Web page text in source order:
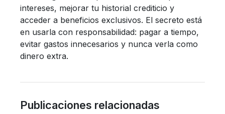
intereses, mejorar tu historial crediticio y
acceder a beneficios exclusivos. El secreto está
en usarla con responsabilidad: pagar a tiempo,
evitar gastos innecesarios y nunca verla como
dinero extra.
Publicaciones relacionadas